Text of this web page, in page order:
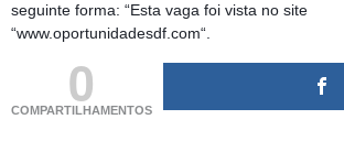
seguinte forma: “Esta vaga foi vista no site
“www.oportunidadesdf.com“.
0
COMPARTILHAMENTOS